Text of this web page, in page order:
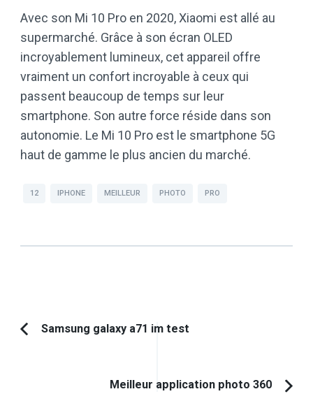
Avec son Mi 10 Pro en 2020, Xiaomi est allé au
supermarché. Grâce à son écran OLED
incroyablement lumineux, cet appareil offre
vraiment un confort incroyable à ceux qui
passent beaucoup de temps sur leur
smartphone. Son autre force réside dans son
autonomie. Le Mi 10 Pro est le smartphone 5G
haut de gamme le plus ancien du marché.
12 IPHONE MEILLEUR PHOTO PRO
Navigation
Article
Samsung galaxy a71 im test
Meilleur application photo 360